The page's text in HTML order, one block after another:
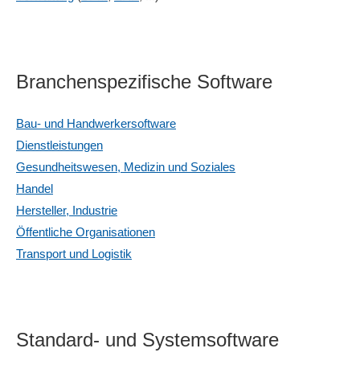
Branchenspezifische Software
Bau- und Handwerkersoftware
Dienstleistungen
Gesundheitswesen, Medizin und Soziales
Handel
Hersteller, Industrie
Öffentliche Organisationen
Transport und Logistik
Standard- und Systemsoftware